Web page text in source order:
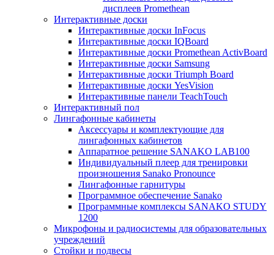
дисплеев Promethean
Интерактивные доски
Интерактивные доски InFocus
Интерактивные доски IQBoard
Интерактивные доски Promethean ActivBoard
Интерактивные доски Samsung
Интерактивные доски Triumph Board
Интерактивные доски YesVision
Интерактивные панели TeachTouch
Интерактивный пол
Лингафонные кабинеты
Аксессуары и комплектующие для
лингафонных кабинетов
Аппаратное решение SANAKO LAB100
Индивидуальный плеер для тренировки
произношения Sanako Pronounce
Лингафонные гарнитуры
Программное обеспечение Sanako
Программные комплексы SANAKO STUDY
1200
Микрофоны и радиосистемы для образовательных
учреждений
Стойки и подвесы